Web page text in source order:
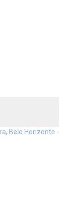
Belo Horizonte -